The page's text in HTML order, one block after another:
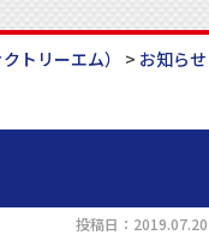
トリーエム） > お知らせ
投稿日：2019.07.20